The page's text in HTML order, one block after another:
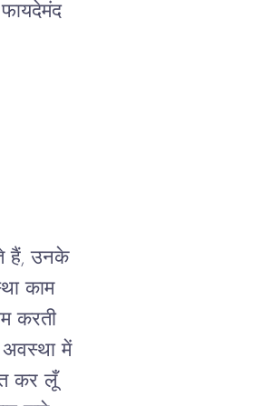
फायदेमंद
हैं, उनके
काम
करती
अवस्था में
कर लूँ